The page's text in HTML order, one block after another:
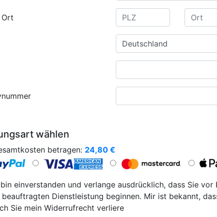
Ort
wählen
betragen: 24,80 €
einverstanden und verlange ausdrücklich, dass Sie
Dienstleistung beginnen. Mir ist bekannt,
Sie mein Widerrufrecht verliere